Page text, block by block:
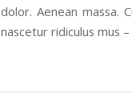
dolor. Aenean massa.
nascetur ridiculus mus